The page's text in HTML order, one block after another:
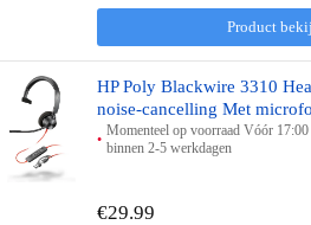
Product
HP Poly Blackwire 3310
noise-cancelling Met
Momenteel op voorraad Vóór
binnen 2-5 werkdagen
€29.99